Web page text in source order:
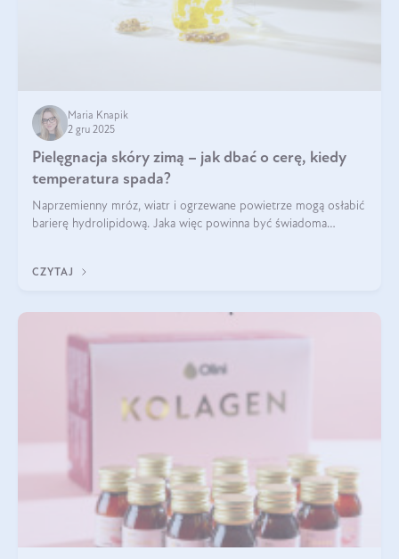
Maria Knapik
2 gru 2025
Pielęgnacja skóry zimą – jak dbać o cerę, kiedy
temperatura spada?
Naprzemienny mróz, wiatr i ogrzewane powietrze mogą osłabić
barierę hydrolipidową. Jaka więc powinna być świadoma
CZYTAJ